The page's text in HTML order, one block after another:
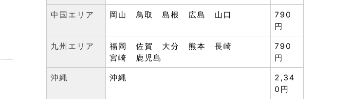
中国エリア 岡山 鳥取 島根 広島 山口
790
円
九州エリア
福岡 佐賀 大分 熊本 長崎
宮崎 鹿児島
790
円
沖縄 沖縄
2,34
0円